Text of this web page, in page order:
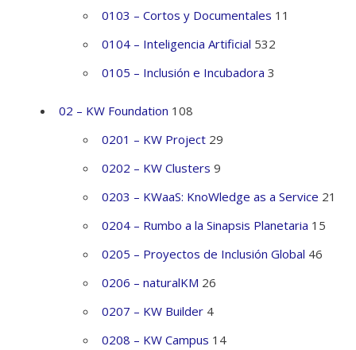
0103 – Cortos y Documentales 11
0104 – Inteligencia Artificial 532
0105 – Inclusión e Incubadora 3
02 – KW Foundation 108
0201 – KW Project 29
0202 – KW Clusters 9
0203 – KWaaS: KnoWledge as a Service 21
0204 – Rumbo a la Sinapsis Planetaria 15
0205 – Proyectos de Inclusión Global 46
0206 – naturalKM 26
0207 – KW Builder 4
0208 – KW Campus 14